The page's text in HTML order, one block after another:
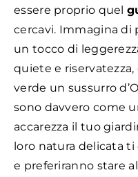
essere proprio quel
cercavi. Immagina di
un tocco di
quiete e
verde un sussurro
sono davvero come
accarezza il tuo
loro natura delicata ti
e preferiranno stare